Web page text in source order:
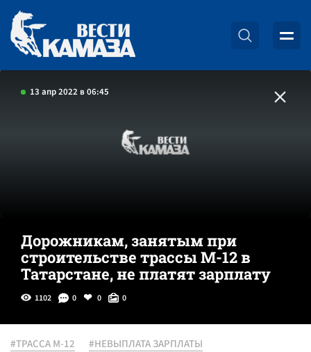
13 апр 2022 в 06:45
Дорожникам, занятым при
строительстве трассы М-12 в
Татарстане, не платят зарплату
1102 0 0 0
#ТРАССА М-12
#НЕВЫПЛАТА ЗАРПЛАТЫ